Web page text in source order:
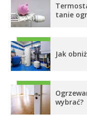
tanie
Jak
wybrać?